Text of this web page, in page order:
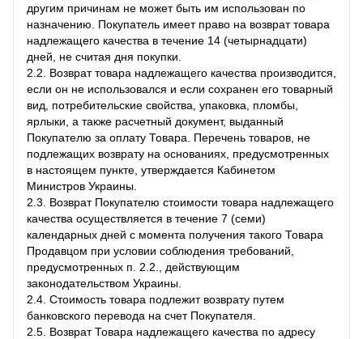
другим причинам не может быть им использован по
назначению. Покупатель имеет право на возврат товара
надлежащего качества в течение 14 (четырнадцати)
дней, не считая дня покупки.
2.2. Возврат товара надлежащего качества производится,
если он не использовался и если сохранен его товарный
вид, потребительские свойства, упаковка, пломбы,
ярлыки, а также расчетный документ, выданный
Покупателю за оплату Товара. Перечень товаров, не
подлежащих возврату на основаниях, предусмотренных
в настоящем пункте, утверждается Кабинетом
Министров Украины.
2.3. Возврат Покупателю стоимости товара надлежащего
качества осуществляется в течение 7 (семи)
календарных дней с момента получения такого Товара
Продавцом при условии соблюдения требований,
предусмотренных п. 2.2., действующим
законодательством Украины.
2.4. Стоимость товара подлежит возврату путем
банковского перевода на счет Покупателя.
2.5. Возврат Товара надлежащего качества по адресу